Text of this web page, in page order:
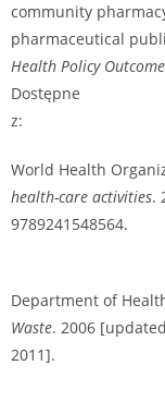
community
pharmaceutical
Health Policy
Dostępne
z:
World Health
health-care activities.
9789241548564.
Department of
Waste. 2006 [updated
2011].